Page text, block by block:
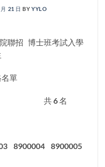
21 日 BY YYLO
聯招 博士班考試入學
單
聯招 共 6 名
8900004 8900005